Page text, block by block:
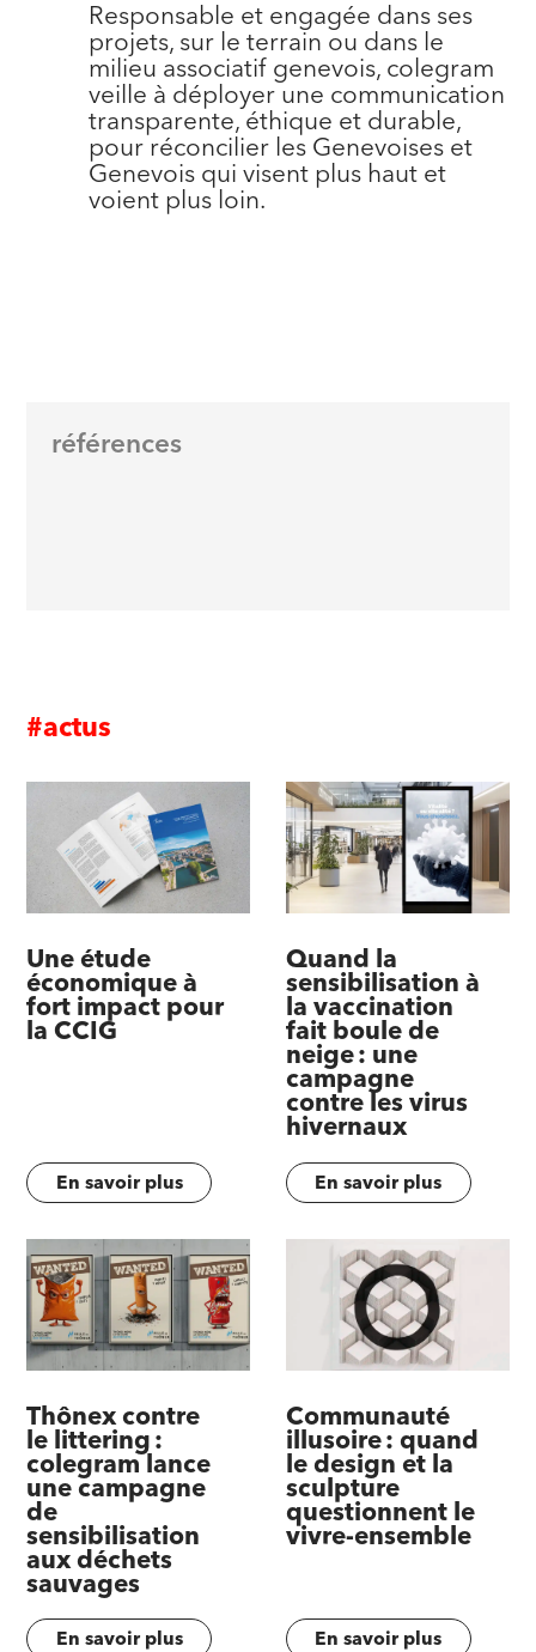
Responsable et engagée dans ses
projets, sur le terrain ou dans le
milieu associatif genevois, colegram
veille à déployer une communication
transparente, éthique et durable,
pour réconcilier les Genevoises et
Genevois qui visent plus haut et
voient plus loin.
références
#actus
Une étude
économique à
fort impact pour
la CCIG
En savoir plus
Quand la
sensibilisation à
la vaccination
fait boule de
neige : une
campagne
contre les virus
hivernaux
En savoir plus
Thônex contre
le littering :
colegram lance
une campagne
de
sensibilisation
aux déchets
sauvages
En savoir plus
Communauté
illusoire : quand
le design et la
sculpture
questionnent le
vivre-ensemble
En savoir plus